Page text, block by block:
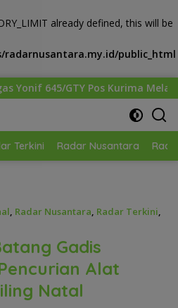
already defined, this will be
radarnusantara.my.id/public_html
Melaksanakan Pelayanan
Terkini Radar Nusantara
, Radar Nusantara, Radar Terkini,
Gadis
Alat
Natal